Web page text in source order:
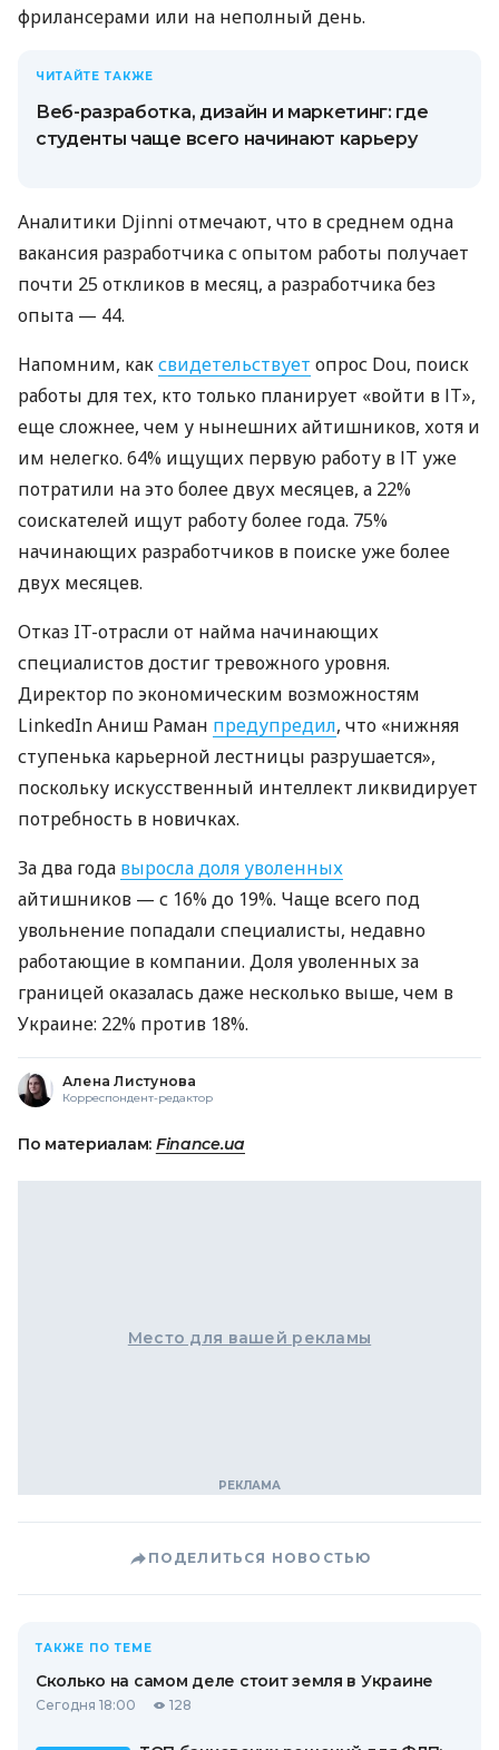
фрилансерами или на неполный день.
ЧИТАЙТЕ ТАКЖЕ
Веб-разработка, дизайн и маркетинг: где
студенты чаще всего начинают карьеру
Аналитики Djinni отмечают, что в среднем одна
вакансия разработчика с опытом работы получает
почти 25 откликов в месяц, а разработчика без
опыта — 44.
Напомним, каксвидетельствует опрос Dou, поиск
работы для тех, кто только планирует «войти в ІТ»,
еще сложнее, чем у нынешних айтишников, хотя и
им нелегко. 64% ​​ищущих первую работу в ІТ уже
потратили на это более двух месяцев, а 22%
соискателей ищут работу более года. 75%
начинающих разработчиков в поиске уже более
двух месяцев.
Отказ IT-отрасли от найма начинающих
специалистов достиг тревожного уровня.
Директор по экономическим возможностям
LinkedIn Аниш Раман предупредил, что «нижняя
ступенька карьерной лестницы разрушается»,
поскольку искусственный интеллект ликвидирует
потребность в новичках.
За два года выросла доля уволенных
айтишников — с 16% до 19%. Чаще всего под
увольнение попадали специалисты, недавно
работающие в компании. Доля уволенных за
границей оказалась даже несколько выше, чем в
Украине: 22% против 18%.
Алена Листунова
Корреспондент-редактор
По материалам: Finance.ua
Место для вашей рекламы
ПОДЕЛИТЬСЯ НОВОСТЬЮ
ТАКЖЕ ПО ТЕМЕ
Сколько на самом деле стоит земля в Украине
Сегодня 18:00 128